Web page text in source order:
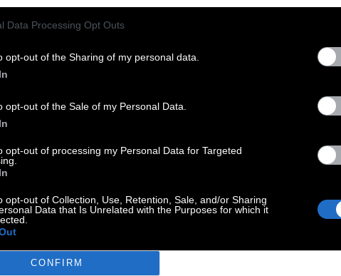
Data Processing Opt Outs
opt-out of the Sharing of my personal data.
opt-out of the Sale of my Personal Data.
opt-out of processing my Personal Data for Targeted
opt-out of Collection, Use, Retention, Sale, and/or Sharing
Data that Is Unrelated with the Purposes for which it
CONFIRM
Reeves: